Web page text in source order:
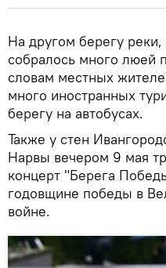
На другом берегу
собралось много люей
словам местных
много иностранных
берегу на автобусах.
Также у стен
Нарвы вечером 9 мая
концерт "Берега
годовщине победы в
войне.